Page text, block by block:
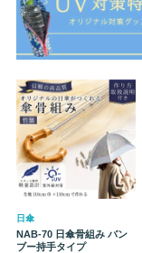
日傘
NAB-70 日傘骨組み バン
ブー持手タイプ